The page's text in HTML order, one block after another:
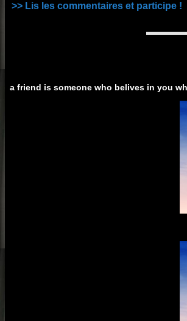
>> Lis les commentaires et participe !
a friend is someone who belives in you